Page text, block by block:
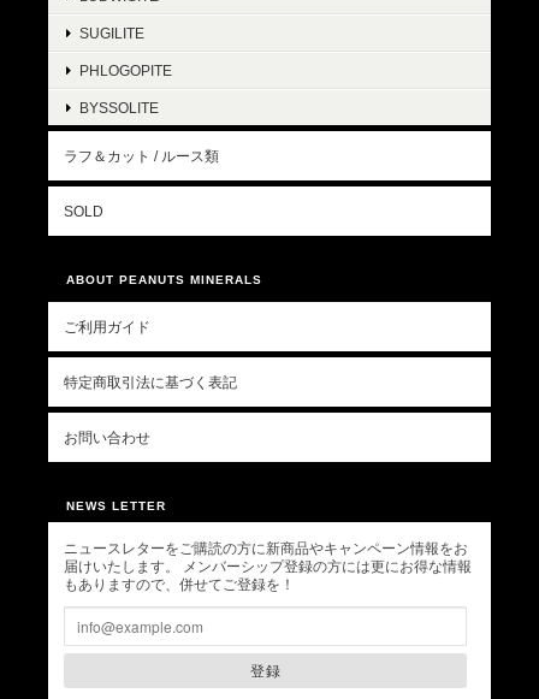
SUGILITE
PHLOGOPITE
BYSSOLITE
ラフ＆カット / ルース類
SOLD
ABOUT PEANUTS MINERALS
ご利用ガイド
特定商取引法に基づく表記
お問い合わせ
NEWS LETTER
ニュースレターをご購読の方に新商品やキャンペーン情報をお
届けいたします。 メンバーシップ登録の方には更にお得な情報
もありますので、併せてご登録を！
登録